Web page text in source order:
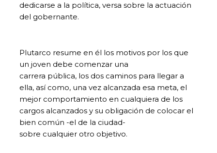
dedicarse a la política, versa sobre la actuación
del gobernante.
Plutarco resume en él los motivos por los que
un joven debe comenzar una
carrera pública, los dos caminos para llegar a
ella, así como, una vez alcanzada esa meta, el
mejor comportamiento en cualquiera de los
cargos alcanzados y su obligación de colocar el
bien común -el de la ciudad-
sobre cualquier otro objetivo.